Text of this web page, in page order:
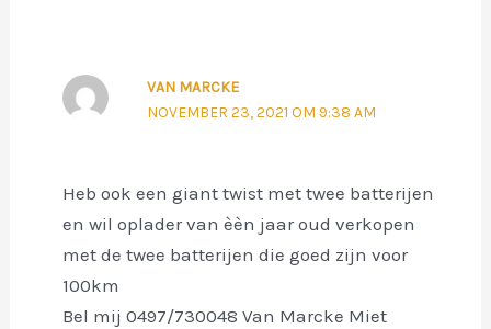
VAN MARCKE
NOVEMBER 23, 2021 OM 9:38 AM
Heb ook een giant twist met twee batterijen
en wil oplader van èèn jaar oud verkopen
met de twee batterijen die goed zijn voor
100km
Bel mij 0497/730048 Van Marcke Miet